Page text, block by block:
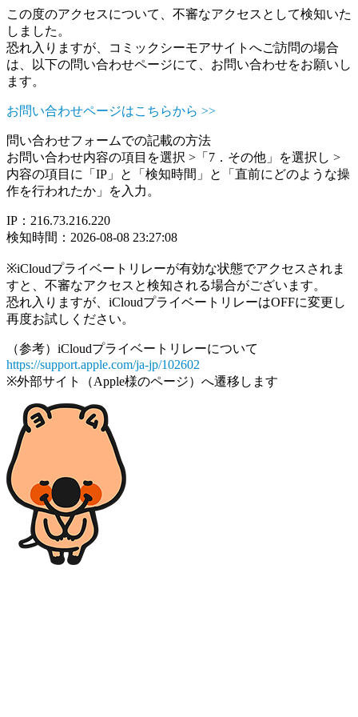
この度のアクセスについて、不審なアクセスとして検知いた
しました。
恐れ入りますが、コミックシーモアサイトへご訪問の場合
は、以下の問い合わせページにて、お問い合わせをお願いし
ます。
お問い合わせページはこちらから >>
問い合わせフォームでの記載の方法
お問い合わせ内容の項目を選択 >「7．その他」を選択し >
内容の項目に「IP」と「検知時間」と「直前にどのような操
作を行われたか」を入力。
IP：216.73.216.220
検知時間：2026-08-08 23:27:08
※iCloudプライベートリレーが有効な状態でアクセスされま
すと、不審なアクセスと検知される場合がございます。
恐れ入りますが、iCloudプライベートリレーはOFFに変更し
再度お試しください。
（参考）iCloudプライベートリレーについて
https://support.apple.com/ja-jp/102602
※外部サイト（Apple様のページ）へ遷移します